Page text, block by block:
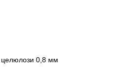
целюлози 0,8 мм